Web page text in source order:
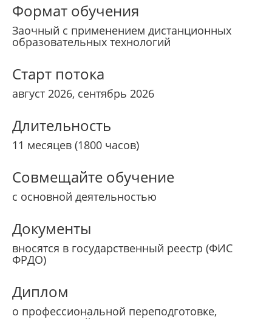
Формат обучения
Заочный с применением дистанционных
образовательных технологий
Старт потока
август 2026, сентябрь 2026
Длительность
11 месяцев (1800 часов)
Совмещайте обучение
с основной деятельностью
Документы
вносятся в государственный реестр (ФИС
ФРДО)
Диплом
о профессиональной переподготовке,